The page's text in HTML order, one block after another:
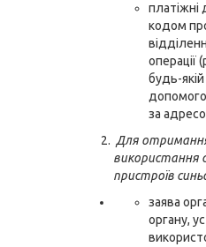
платіжні
кодом
операції
будь-
за
Для
використання
пристроїв
заява
органу,